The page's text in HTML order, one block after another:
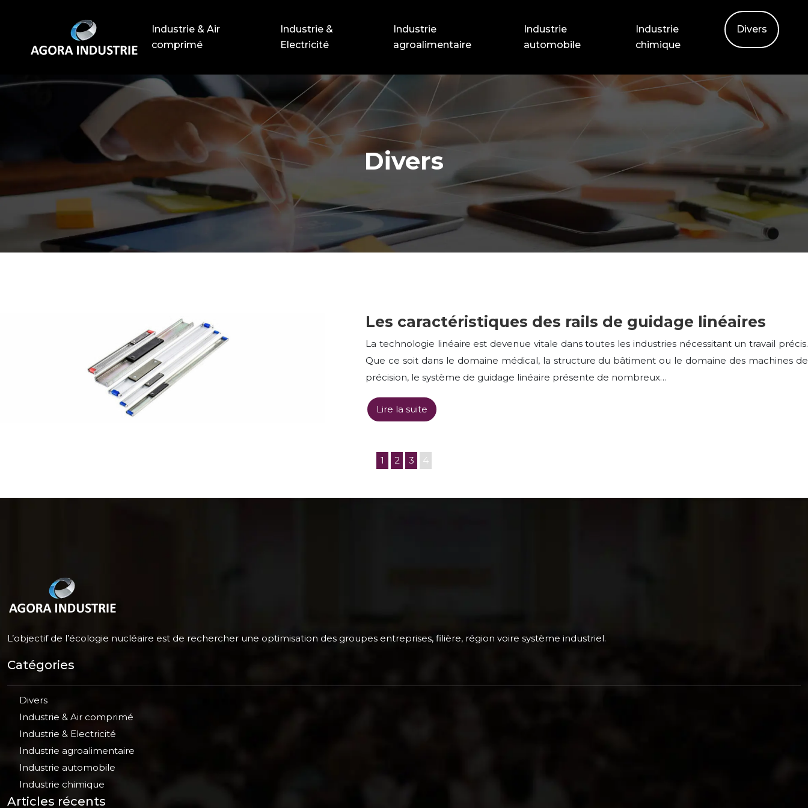
Industrie & Air
comprimé
Industrie &
Electricité
Industrie
agroalimentaire
Industrie
automobile
Industrie
chimique
Divers
Divers
Les caractéristiques des rails de guidage linéaires
La technologie linéaire est devenue vitale dans toutes les industries nécessitant un travail précis.
Que ce soit dans le domaine médical, la structure du bâtiment ou le domaine des machines de
précision, le système de guidage linéaire présente de nombreux…
Lire la suite
1 2 3 4
L’objectif de l’écologie nucléaire est de rechercher une optimisation des groupes entreprises, filière, région voire système industriel.
Catégories
Divers
Industrie & Air comprimé
Industrie & Electricité
Industrie agroalimentaire
Industrie automobile
Industrie chimique
Articles récents